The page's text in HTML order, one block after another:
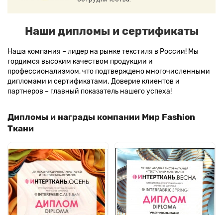
Наши дипломы и сертификаты
Наша компания – лидер на рынке текстиля в России! Мы
гордимся высоким качеством продукции и
профессионализмом, что подтверждено многочисленными
дипломами и сертификатами. Доверие клиентов и
партнеров – главный показатель нашего успеха!
Дипломы и награды компании Мир Fashion
Ткани